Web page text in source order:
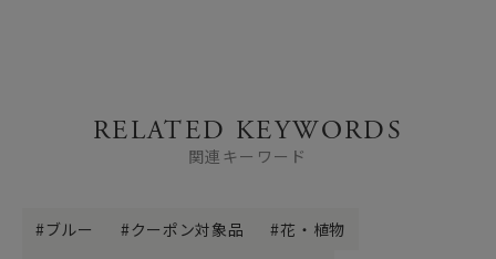
RELATED KEYWORDS
関連キーワード
ブルー クーポン対象品
花・植物